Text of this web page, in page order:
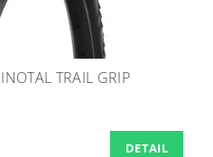
TRAIL GRIP
DETAIL